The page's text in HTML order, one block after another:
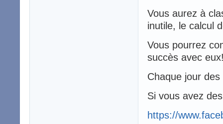
Vous aurez à
inutile, le calcul
Vous pourrez
succès avec
Chaque jour
Si vous avez
https://